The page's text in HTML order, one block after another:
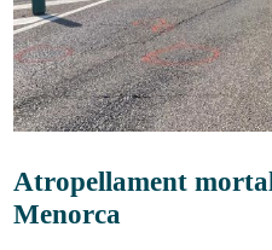
Atropellament
Menorca